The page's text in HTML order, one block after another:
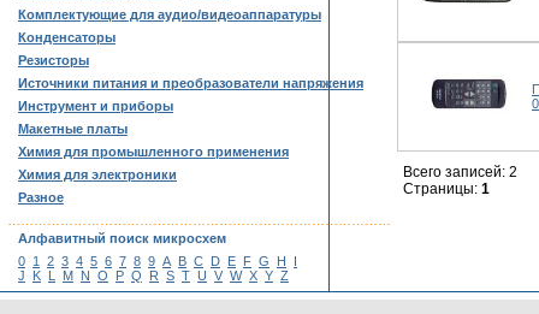
Комплектующие для аудио/видеоаппаратуры
Конденсаторы
Резисторы
Источники питания и преобразователи напряжения
Инструмент и приборы
Макетные платы
Химия для промышленного применения
Химия для электроники
Разное
Алфавитный поиск микросхем
0 1 2 3 4 5 6 7 8 9 A B C D E F G H
I
J
K L M N O P Q R S T U V W X Y Z
Всего записей: 2
Страницы: 1